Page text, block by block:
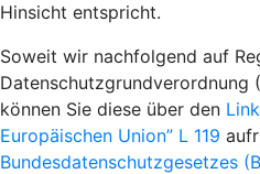
Hinsicht entspricht.
Soweit wir nachfolgend auf
Datenschutzgrundverordnung
können Sie diese über den
Europäischen Union” L 119
Bundesdatenschutzgesetzes